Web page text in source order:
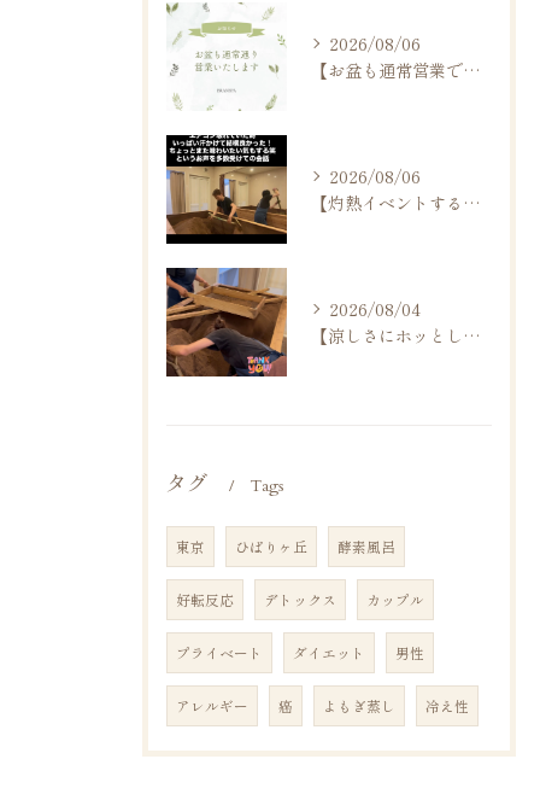
2026/08/06
【お盆も通常営業です】
2026/08/06
【灼熱イベントする？しない？】
2026/08/04
【涼しさにホッとしますね】
タグ Tags
東京 ひばりヶ丘 酵素風呂
好転反応 デトックス カップル
プライベート ダイエット 男性
アレルギー 癌 よもぎ蒸し 冷え性